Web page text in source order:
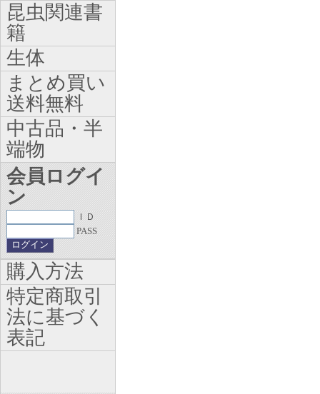
昆虫関連書
籍
生体
まとめ買い
送料無料
中古品・半
端物
会員ログイ
ン
ＩＤ
PASS
購入方法
特定商取引
法に基づく
表記